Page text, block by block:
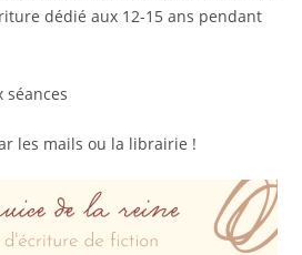
dédié aux 12-15 ans pendant
séances
les mails ou la librairie !